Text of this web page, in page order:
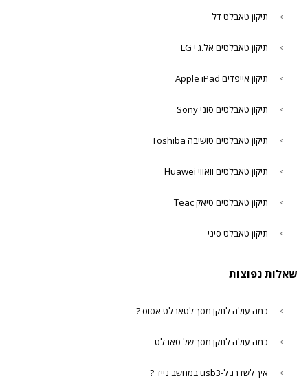
תיקון טאבלט דל
תיקון טאבלטים אל.ג'י LG
תיקון אייפדים Apple iPad
תיקון טאבלטים סוני Sony
תיקון טאבלטים טושיבה Toshiba
תיקון טאבלטים וואווי Huawei
תיקון טאבלטים טיאק Teac
תיקון טאבלט סיני
שאלות נפוצות
כמה עולה לתקן מסך לטאבלט אסוס ?
כמה עולה לתקן מסך של טאבלט
איך לשדרג ל-usb3 במחשב נייד ?